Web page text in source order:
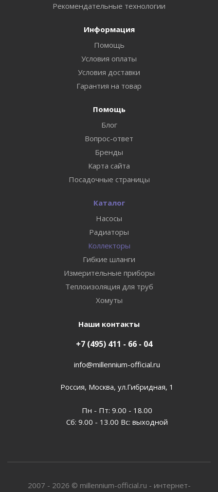
Рекомендательные технологии
Информация
Помощь
Условия оплаты
Условия доставки
Гарантия на товар
Помощь
Блог
Вопрос-ответ
Бренды
Карта сайта
Посадочные страницы
Каталог
Насосы
Радиаторы
Коллекторы
Гибкие шланги
Измерительные приборы
Теплоизоляция для труб
Хомуты
Наши контакты
+7 (495) 411 - 66 - 04
info@millennium-official.ru
Россия, Москва, ул.Гибридная, 1
Пн - Пт: 9.00 - 18.00
Сб: 9.00 - 13.00 Вс: выходной
2007 - 2026 © millennium-official.ru - интернет-